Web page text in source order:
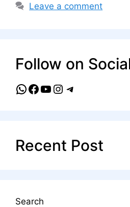
Leave a comment
Follow on
WhatsApp
Facebook
YouTube
Instagram
Telegram
Recent Post
Search